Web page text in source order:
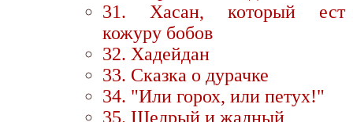
31. Хасан, который ест
кожуру бобов
32. Хадейдан
33. Сказка о дурачке
34. "Или горох, или петух!"
35. Щедрый и жадный